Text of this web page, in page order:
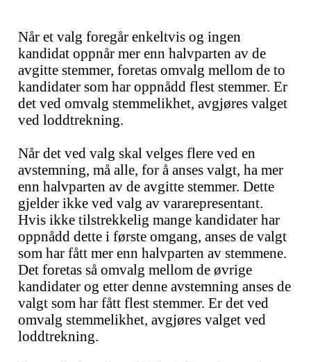
Når et valg foregår enkeltvis og ingen
kandidat oppnår mer enn halvparten av de
avgitte stemmer, foretas omvalg mellom de to
kandidater som har oppnådd flest stemmer. Er
det ved omvalg stemmelikhet, avgjøres valget
ved loddtrekning.
Når det ved valg skal velges flere ved en
avstemning, må alle, for å anses valgt, ha mer
enn halvparten av de avgitte stemmer. Dette
gjelder ikke ved valg av vararepresentant.
Hvis ikke tilstrekkelig mange kandidater har
oppnådd dette i første omgang, anses de valgt
som har fått mer enn halvparten av stemmene.
Det foretas så omvalg mellom de øvrige
kandidater og etter denne avstemning anses de
valgt som har fått flest stemmer. Er det ved
omvalg stemmelikhet, avgjøres valget ved
loddtrekning.